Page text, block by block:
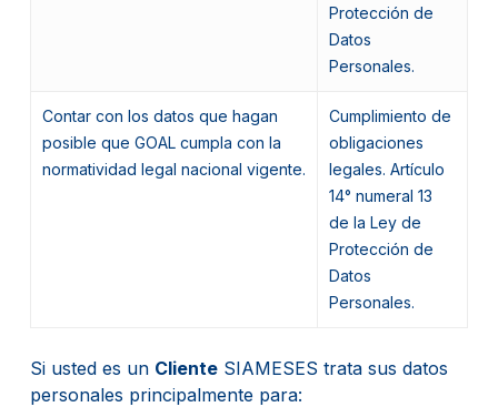
Protección de
Datos
Personales.
Contar con los datos que hagan
posible que GOAL cumpla con la
normatividad legal nacional vigente.
Cumplimiento de
obligaciones
legales. Artículo
14° numeral 13
de la Ley de
Protección de
Datos
Personales.
Si usted es un ClienteSIAMESES trata sus datos
personales principalmente para: